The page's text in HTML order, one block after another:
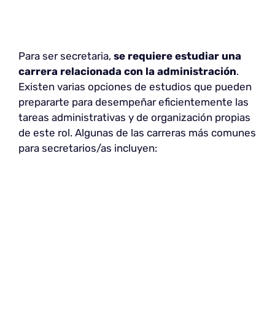
Para ser secretaria, se requiere estudiar una
carrera relacionada con la administración.
Existen varias opciones de estudios que pueden
prepararte para desempeñar eficientemente las
tareas administrativas y de organización propias
de este rol. Algunas de las carreras más comunes
para secretarios/as incluyen: